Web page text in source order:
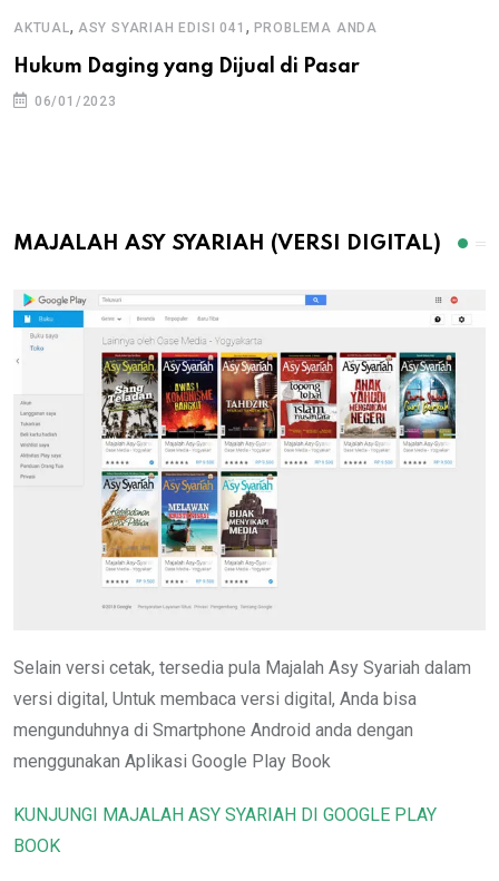
AKTUAL, ASY SYARIAH EDISI 041 , PROBLEMA ANDA
Hukum Daging yang Dijual di Pasar
06/01/2023
MAJALAH ASY SYARIAH (VERSI DIGITAL)
Selain versi cetak, tersedia pula Majalah Asy Syariah dalam
versi digital, Untuk membaca versi digital, Anda bisa
mengunduhnya di Smartphone Android anda dengan
menggunakan Aplikasi Google Play Book
KUNJUNGI MAJALAH ASY SYARIAH DI GOOGLE PLAY
BOOK